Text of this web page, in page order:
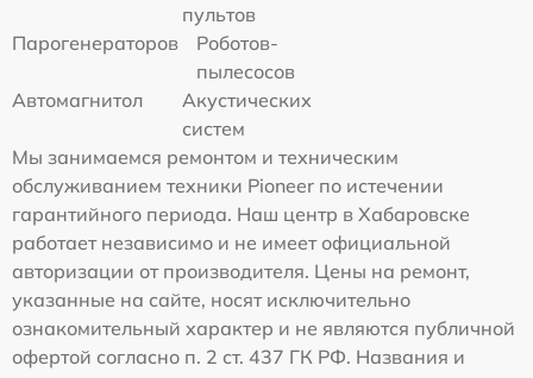
пультов
Парогенераторов
Роботов-
пылесосов
Автомагнитол
Акустических
систем
Мы занимаемся ремонтом и техническим
обслуживанием техники Pioneer по истечении
гарантийного периода. Наш центр в Хабаровске
работает независимо и не имеет официальной
авторизации от производителя. Цены на ремонт,
указанные на сайте, носят исключительно
ознакомительный характер и не являются публичной
офертой согласно п. 2 ст. 437 ГК РФ. Названия и